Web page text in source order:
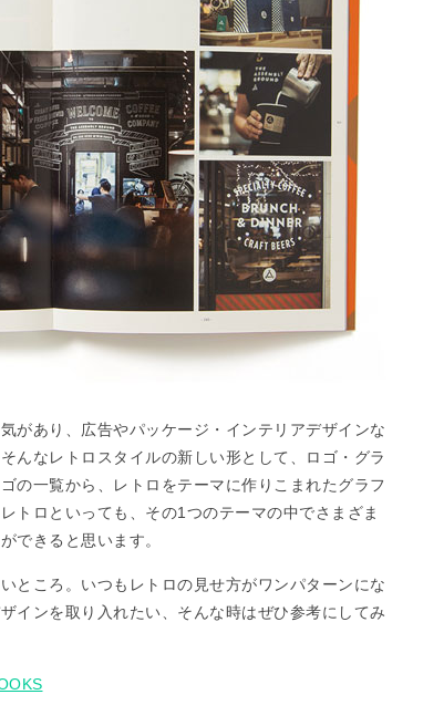
があり、広告やパッケージ・インテリアデザインな
んなレトロスタイルの新しい形として、ロゴ・グラ
の一覧から、レトロをテーマに作りこまれたグラフ
トロといっても、その1つのテーマの中でさまざま
できると思います。
ところ。いつもレトロの見せ方がワンパターンにな
インを取り入れたい、そんな時はぜひ参考にしてみ